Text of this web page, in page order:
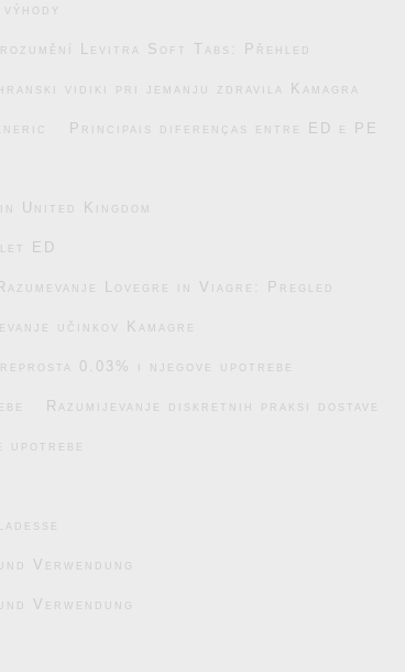
Levitra Soft Tabs: Přehled
vidiki pri jemanju zdravila Kamagra
Principais diferenças entre ED e PE
United Kingdom
ED
Razumevanje Lovegre in Viagre: Pregled
učinkov Kamagre
0.03% i njegove upotrebe
Razumijevanje diskretnih praksi dostave
upotrebe
Verwendung
Verwendung